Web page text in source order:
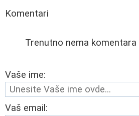
Komentari
Trenutno nema komentara
Vaše ime:
Vaš email: